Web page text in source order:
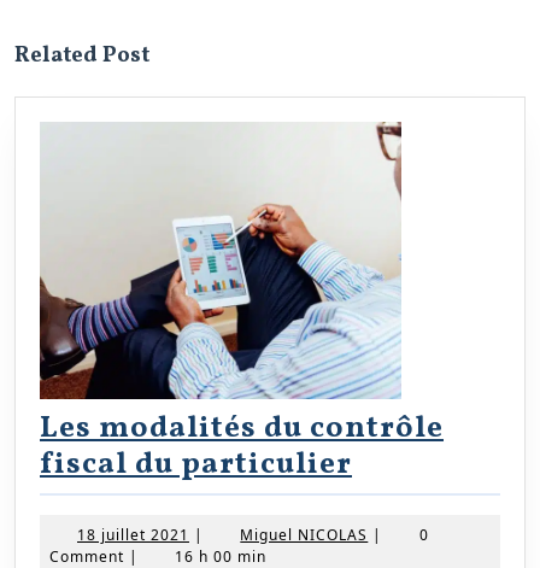
Related Post
Les modalités du contrôle
fiscal du particulier
modalités
du
18 juillet 2021 18
juillet
| Miguel NICOLAS Miguel
|
0
Comment | 16 h 00 min